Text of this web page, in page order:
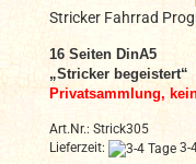
Stricker Fahrrad
16 Seiten DinA5
„Stricker begeistert“
Privatsammlung,
Art.Nr.: Strick305
Lieferzeit:
3-